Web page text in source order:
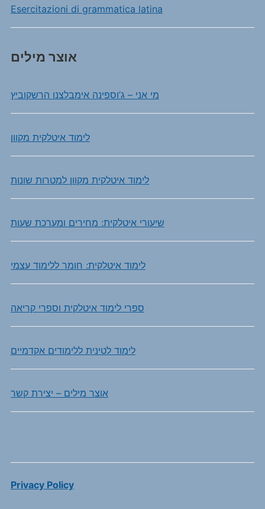
Esercitazioni di grammatica latina
אוצר מילים
מי אני – ג’וספינה אימבלצנו הרשקוביץ
לימוד איטלקית מקוון
לימוד איטלקית מקוון למטרות שונות
שיעורי איטלקית: מחירים ומערכת שעות
לימוד איטלקית: חומר ללימוד עצמי
ספרי לימוד איטלקית וספרי קריאה
לימוד לטינית ללימודים אקדמיים
אוצר מילים – יצירת קשר
Privacy Policy